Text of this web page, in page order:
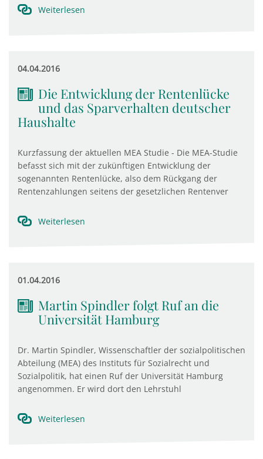
Weiterlesen
04.04.2016
Die Entwicklung der Rentenlücke
und das Sparverhalten deutscher
Haushalte
Kurzfassung der aktuellen MEA Studie - Die MEA-Studie
befasst sich mit der zukünftigen Entwicklung der
sogenannten Rentenlücke, also dem Rückgang der
Rentenzahlungen seitens der gesetzlichen Rentenver
Weiterlesen
01.04.2016
Martin Spindler folgt Ruf an die
Universität Hamburg
Dr. Martin Spindler, Wissenschaftler der sozialpolitischen
Abteilung (MEA) des Instituts für Sozialrecht und
Sozialpolitik, hat einen Ruf der Universität Hamburg
angenommen. Er wird dort den Lehrstuhl
Weiterlesen